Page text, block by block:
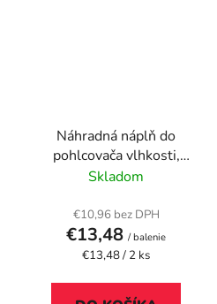
Náhradná náplň do
pohlcovača vlhkosti,
HENKEL "Stop Vlhkosti
Skladom
€10,96 bez DPH
€13,48 / balenie
Jednotková
€13,48 / 2 ks